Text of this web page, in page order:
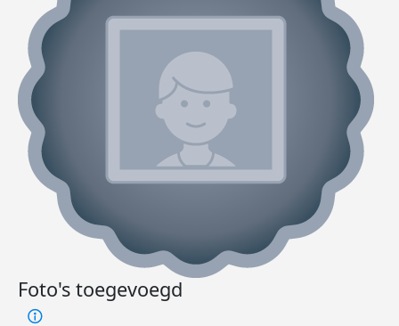
Foto's toegevoegd